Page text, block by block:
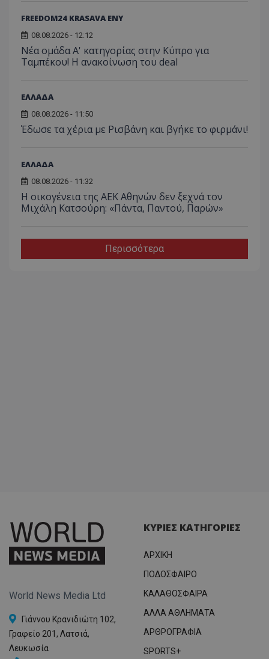
FREEDOM24 KRASAVA ΕΝΥ
08.08.2026 - 12:12
Νέα ομάδα Α' κατηγορίας στην Κύπρο για
Ταμπέκου! Η ανακοίνωση του deal
ΕΛΛΑΔΑ
08.08.2026 - 11:50
Έδωσε τα χέρια με Ρισβάνη και βγήκε το φιρμάνι!
ΕΛΛΑΔΑ
08.08.2026 - 11:32
Η οικογένεια της ΑΕΚ Αθηνών δεν ξεχνά τον
Μιχάλη Κατσούρη: «Πάντα, Παντού, Παρών»
Περισσότερα
World News Media Ltd
Γιάννου Κρανιδιώτη 102,
Γραφείο 201, Λατσιά,
Λευκωσία
ΚΥΡΙΕΣ ΚΑΤΗΓΟΡΙΕΣ
ΑΡΧΙΚΗ
ΠΟΔΟΣΦΑΙΡΟ
ΚΑΛΑΘΟΣΦΑΙΡΑ
ΑΛΛΑ ΑΘΛΗΜΑΤΑ
ΑΡΘΡΟΓΡΑΦΙΑ
SPORTS+